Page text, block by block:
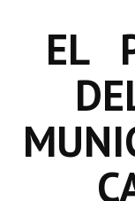
Noticias
Registros y
Datos Históricos
Premio al Mérito -
EL